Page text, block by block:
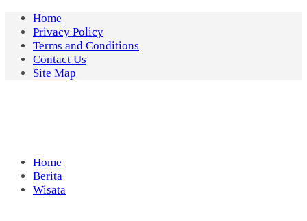
Skip
content
Home
Privacy Policy
Terms and Conditions
Contact Us
Site Map
Home
Berita
Wisata